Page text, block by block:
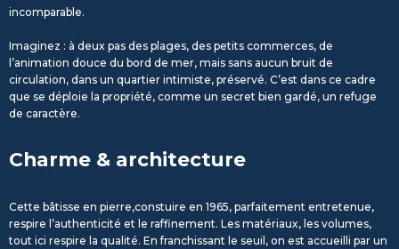
incomparable.
Imaginez : à deux pas des plages, des petits commerces, de
l’animation douce du bord de mer, mais sans aucun bruit de
circulation, dans un quartier intimiste, préservé. C’est dans ce cadre
que se déploie la propriété, comme un secret bien gardé, un refuge
de caractère.
Charme & architecture
Cette bâtisse en pierre,constuire en 1965, parfaitement entretenue,
respire l’authenticité et le raffinement. Les matériaux, les volumes,
tout ici respire la qualité. En franchissant le seuil, on est accueilli par un